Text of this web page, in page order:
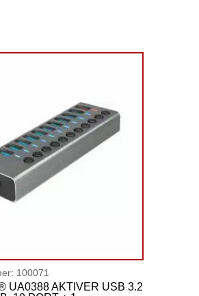
100071
UA0388 AKTIVER USB 3.2